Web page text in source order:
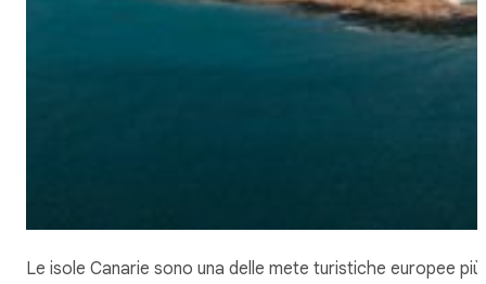
Le isole Canarie sono una delle mete turistiche europee più